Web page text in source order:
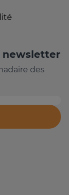
newsletter
des